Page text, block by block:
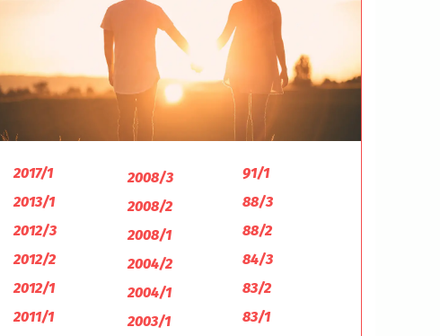
2017/1
2013/1
2012/3
2012/2
2012/1
2011/1
2008/3
2008/2
2008/1
2004/2
2004/1
2003/1
91/1
88/3
88/2
84/3
83/2
83/1